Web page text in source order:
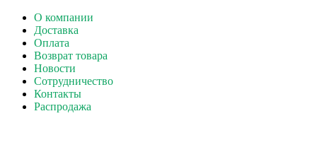
О компании
Доставка
Оплата
Возврат товара
Новости
Сотрудничество
Контакты
Распродажа